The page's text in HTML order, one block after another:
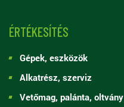
ÉRTÉKESÍTÉS
Gépek, eszközök
Alkatrész, szerviz
Vetőmag, palánta, oltvány